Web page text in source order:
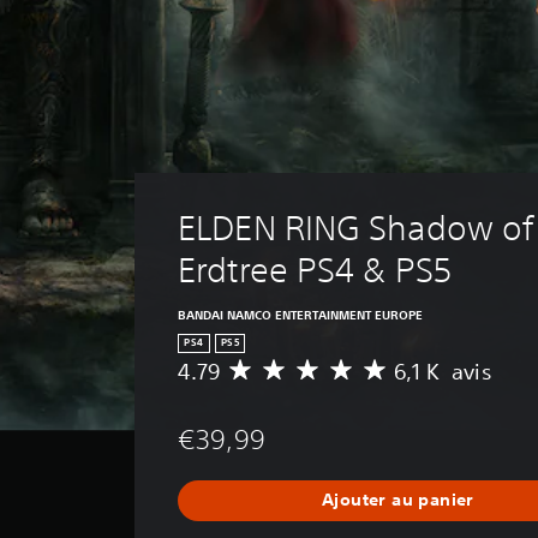
ELDEN RING Shadow
Erdtree PS4 & PS5
BANDAI NAMCO ENTERTAINMENT EUROPE
PS4 PS5
M
e
n
e
4.79 6,1 K avis
€39,99
Ajouter au panier